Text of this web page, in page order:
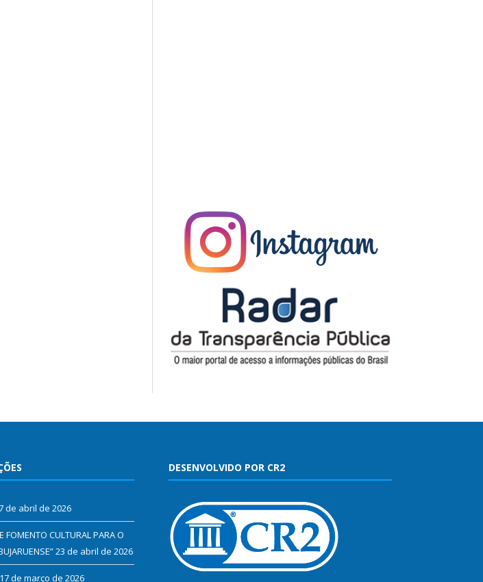
de abril de 2026
FOMENTO CULTURAL PARA O
23 de abril de 2026
17 de março de 2026
DESENVOLVIDO POR CR2